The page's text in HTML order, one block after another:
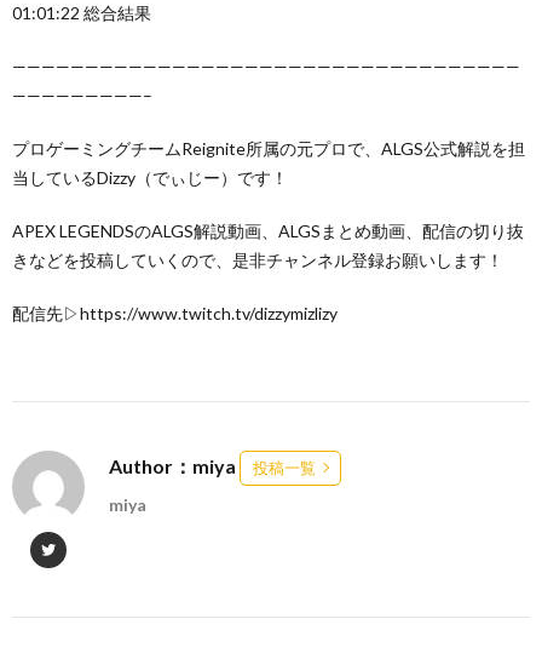
01:01:22 総合結果
———————————————————————————————————
—————————–
プロゲーミングチームReignite所属の元プロで、ALGS公式解説を担
当しているDizzy（でぃじー）です！
APEX LEGENDSのALGS解説動画、ALGSまとめ動画、配信の切り抜
きなどを投稿していくので、是非チャンネル登録お願いします！
配信先▷https://www.twitch.tv/dizzymizlizy
Author：miya 投稿一覧
miya